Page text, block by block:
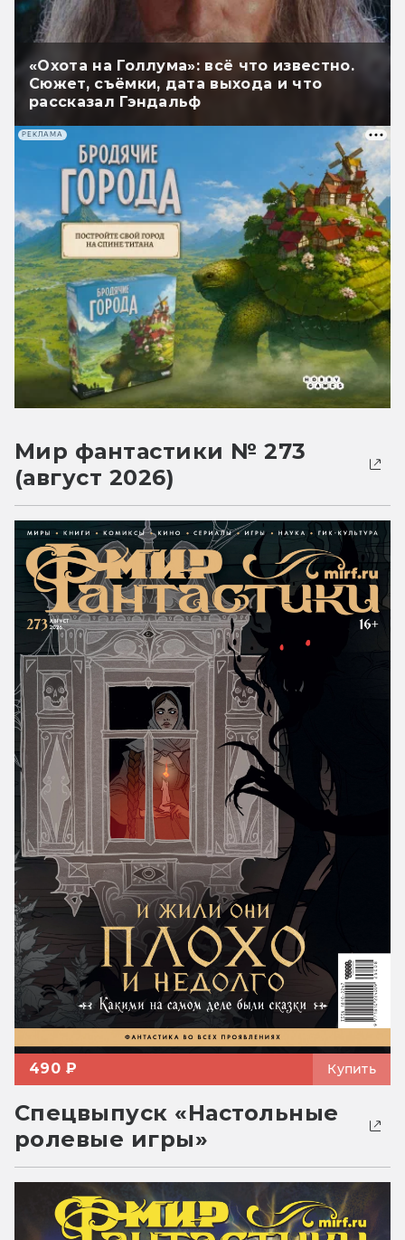
«Охота на Голлума»: всё что известно.
Сюжет, съёмки, дата выхода и что
рассказал Гэндальф
РЕКЛАМА
Мир фантастики № 273
(август 2026)
490 ₽ Купить
Спецвыпуск «Настольные
ролевые игры»